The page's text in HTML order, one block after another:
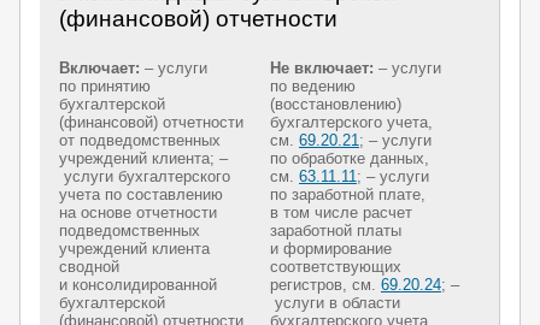
(финансовой) отчетности
Включает: – услуги
по принятию
бухгалтерской
(финансовой) отчетности
от подведомственных
учреждений клиента; –
услуги бухгалтерского
учета по составлению
на основе отчетности
подведомственных
учреждений клиента
сводной
и консолидированной
бухгалтерской
(финансовой) отчетности
Не включает: – услуги
по ведению
(восстановлению)
бухгалтерского учета,
см. 69.20.21 ; – услуги
по обработке данных,
см. 63.11.11 ; – услуги
по заработной плате,
в том числе расчет
заработной платы
и формирование
соответствующих
регистров, см. 69.20.24; –
услуги в области
бухгалтерского учета,